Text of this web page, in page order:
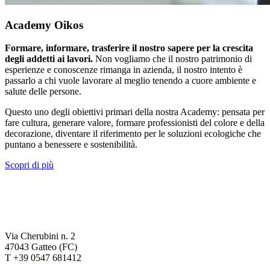
Academy Oikos
Formare, informare, trasferire il nostro sapere per la crescita
degli addetti ai lavori. Non vogliamo che il nostro patrimonio di
esperienze e conoscenze rimanga in azienda, il nostro intento è
passarlo a chi vuole lavorare al meglio tenendo a cuore ambiente e
salute delle persone.
Questo uno degli obiettivi primari della nostra Academy: pensata per
fare cultura, generare valore, formare professionisti del colore e della
decorazione, diventare il riferimento per le soluzioni ecologiche che
puntano a benessere e sostenibilità.
Scopri di più
Via Cherubini n. 2
47043 Gatteo (FC)
T +39 0547 681412